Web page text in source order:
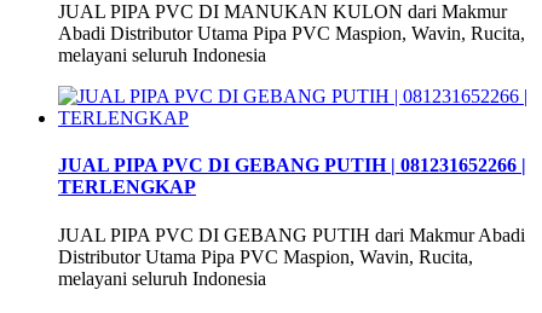
JUAL PIPA PVC DI MANUKAN KULON dari Makmur
Abadi Distributor Utama Pipa PVC Maspion, Wavin, Rucita,
melayani seluruh Indonesia
JUAL PIPA PVC DI GEBANG PUTIH | 081231652266 |
TERLENGKAP
JUAL PIPA PVC DI GEBANG PUTIH dari Makmur Abadi
Distributor Utama Pipa PVC Maspion, Wavin, Rucita,
melayani seluruh Indonesia